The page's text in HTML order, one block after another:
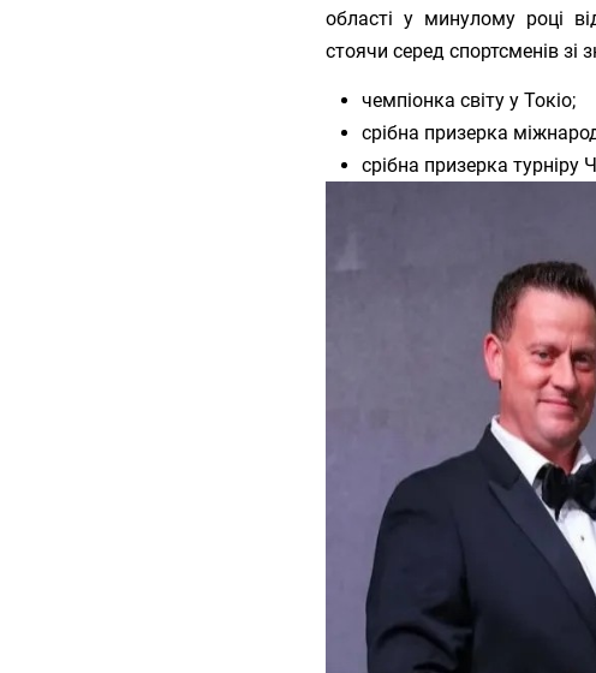
області у минулому році
стоячи серед спортсменів зі
чемпіонка світу у Токіо;
срібна призерка
срібна призерка турніру